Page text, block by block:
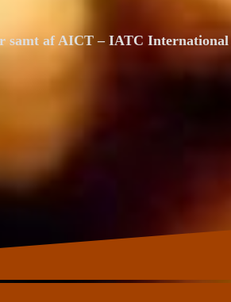
samt af AICT – IATC